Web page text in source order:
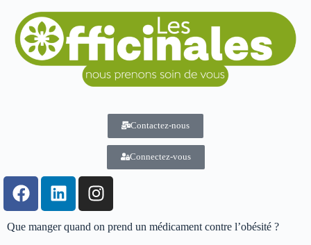
Contactez-nous
Connectez-vous
Que manger quand on prend un médicament contre l’obésité ?